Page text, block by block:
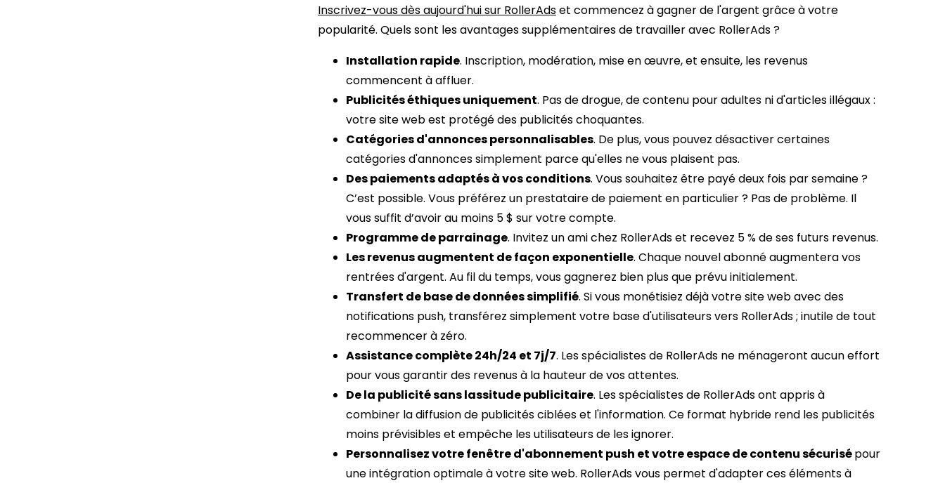
Inscrivez-vous dès aujourd'hui sur RollerAdset commencez à gagner de l'argent grâce à votre
popularité. Quels sont les avantages supplémentaires de travailler avec RollerAds ?
Installation rapide. Inscription, modération, mise en œuvre, et ensuite, les revenus
commencent à affluer.
Publicités éthiques uniquement. Pas de drogue, de contenu pour adultes ni d'articles illégaux :
votre site web est protégé des publicités choquantes.
Catégories d'annonces personnalisables. De plus, vous pouvez désactiver certaines
catégories d'annonces simplement parce qu'elles ne vous plaisent pas.
Des paiements adaptés à vos conditions. Vous souhaitez être payé deux fois par semaine ?
C’est possible. Vous préférez un prestataire de paiement en particulier ? Pas de problème. Il
vous suffit d’avoir au moins 5 $ sur votre compte.
Programme de parrainage. Invitez un ami chez RollerAds et recevez 5 % de ses futurs revenus.
Les revenus augmentent de façon exponentielle. Chaque nouvel abonné augmentera vos
rentrées d'argent. Au fil du temps, vous gagnerez bien plus que prévu initialement.
Transfert de base de données simplifié. Si vous monétisiez déjà votre site web avec des
notifications push, transférez simplement votre base d'utilisateurs vers RollerAds ; inutile de tout
recommencer à zéro.
Assistance complète 24h/24 et 7j/7. Les spécialistes de RollerAds ne ménageront aucun effort
pour vous garantir des revenus à la hauteur de vos attentes.
De la publicité sans lassitude publicitaire. Les spécialistes de RollerAds ont appris à
combiner la diffusion de publicités ciblées et l'information. Ce format hybride rend les publicités
moins prévisibles et empêche les utilisateurs de les ignorer.
Personnalisez votre fenêtre d'abonnement push et votre espace de contenu sécurisépour
une intégration optimale à votre site web. RollerAds vous permet d'adapter ces éléments à